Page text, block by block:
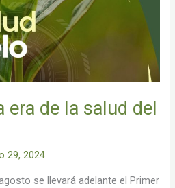
era de la salud del
29, 2024
se llevará adelante el Primer